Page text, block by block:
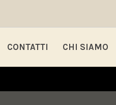
CONTATTI CHI SIAMO